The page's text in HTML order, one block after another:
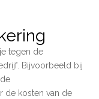
tegen de
Bijvoorbeeld bij
de kosten van de